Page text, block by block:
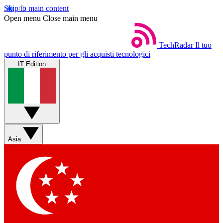
Skip to main content
Open menu Close main menu
TechRadar Il tuo
punto di riferimento per gli acquisti tecnologici
IT Edition
Asia